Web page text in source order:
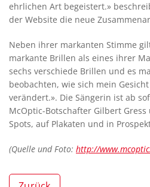
ehrlichen Art begeistert.»
der Website die neue
Neben ihrer markanten Stimme
markante Brillen als eines ihrer
sechs verschiede Brillen und es
beobachten, wie sich mein
verändert.». Die Sängerin ist ab
McOptic-Botschafter Gilbert
Spots, auf Plakaten und in
(Quelle und Foto: http://